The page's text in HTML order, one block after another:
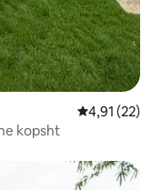
Vlerësimi
4,91 (22)
kopsht